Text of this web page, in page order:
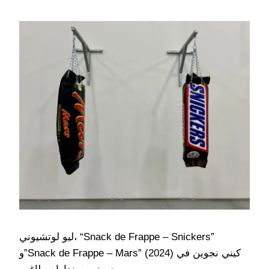
ليو لوتشيوني، “Snack de Frappe – Snickers”
و”Snack de Frappe – Mars” (2024) كيني نجوين في